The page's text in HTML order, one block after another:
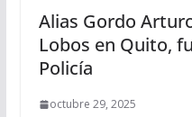
Alias Gordo
Lobos en Quito,
Policía
octubre 29, 2025